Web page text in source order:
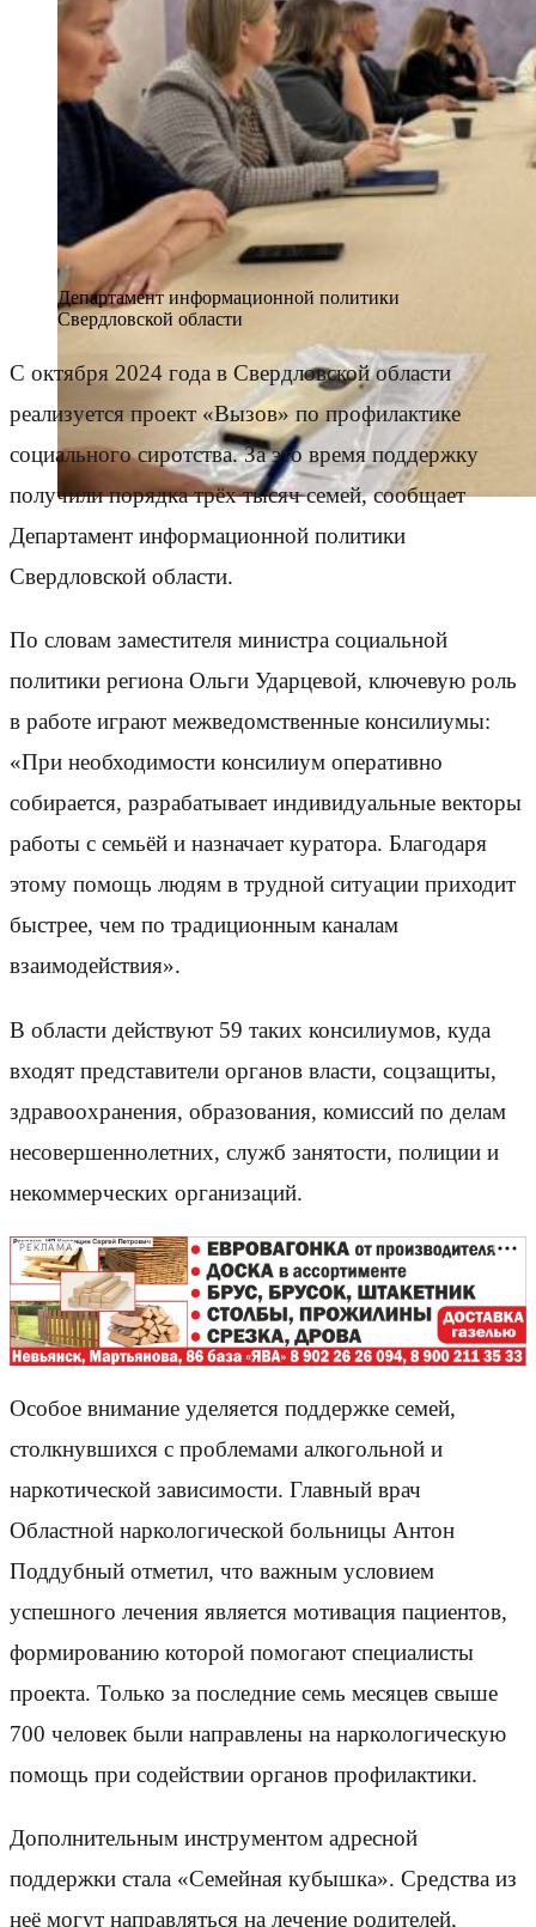
Департамент информационной политики
Свердловской области
С октября 2024 года в Свердловской области
реализуется проект «Вызов» по профилактике
социального сиротства. За это время поддержку
получили порядка трёх тысяч семей, сообщает
Департамент информационной политики
Свердловской области.
По словам заместителя министра социальной
политики региона Ольги Ударцевой, ключевую роль
в работе играют межведомственные консилиумы:
«При необходимости консилиум оперативно
собирается, разрабатывает индивидуальные векторы
работы с семьёй и назначает куратора. Благодаря
этому помощь людям в трудной ситуации приходит
быстрее, чем по традиционным каналам
взаимодействия».
В области действуют 59 таких консилиумов, куда
входят представители органов власти, соцзащиты,
здравоохранения, образования, комиссий по делам
несовершеннолетних, служб занятости, полиции и
некоммерческих организаций.
РЕКЛАМА
Особое внимание уделяется поддержке семей,
столкнувшихся с проблемами алкогольной и
наркотической зависимости. Главный врач
Областной наркологической больницы Антон
Поддубный отметил, что важным условием
успешного лечения является мотивация пациентов,
формированию которой помогают специалисты
проекта. Только за последние семь месяцев свыше
700 человек были направлены на наркологическую
помощь при содействии органов профилактики.
Дополнительным инструментом адресной
поддержки стала «Семейная кубышка». Средства из
неё могут направляться на лечение родителей,